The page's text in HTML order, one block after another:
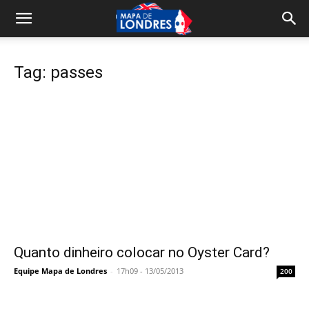
Tag: passes
Quanto dinheiro colocar no Oyster Card?
Equipe Mapa de Londres - 17h09 - 13/05/2013 200